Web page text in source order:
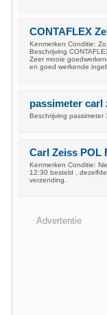
CONTAFLEX
Kenmerken Conditie:
Beschrijving
Zeer mooie
en goed werkende
passimeter carl
Beschrijving passimeter
Carl Zeiss POL
Kenmerken Conditie:
12:30 besteld ,
verzending.
Advertentie